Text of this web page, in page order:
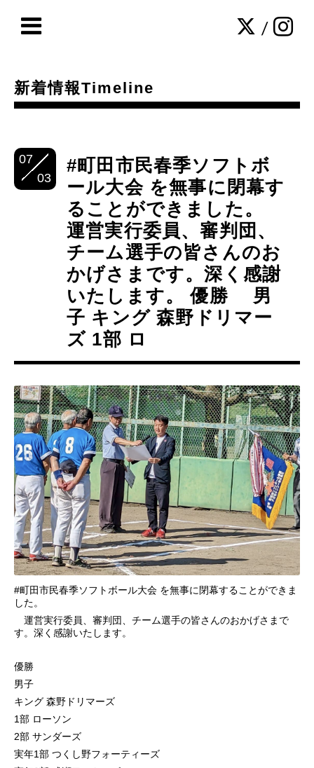
/
新着情報Timeline
07
03
#町田市民春季ソフトボ
ール大会 を無事に閉幕す
ることができました。
運営実行委員、審判団、
チーム選手の皆さんのお
かげさまです。深く感謝
いたします。 優勝 男
子 キング 森野ドリマー
ズ 1部 ロ
#町田市民春季ソフトボール大会 を無事に閉幕することができま
した。
運営実行委員、審判団、チーム選手の皆さんのおかげさまで
す。深く感謝いたします。
優勝
男子
キング 森野ドリマーズ
1部 ローソン
2部 サンダーズ
実年1部 つくし野フォーティーズ